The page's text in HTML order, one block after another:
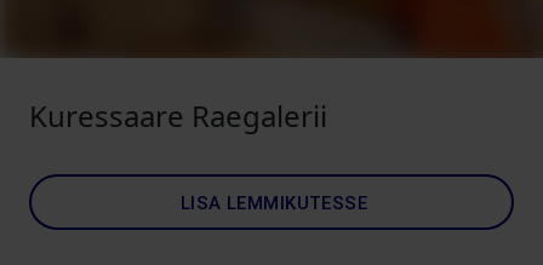
Kuressaare Raegalerii
LISA LEMMIKUTESSE